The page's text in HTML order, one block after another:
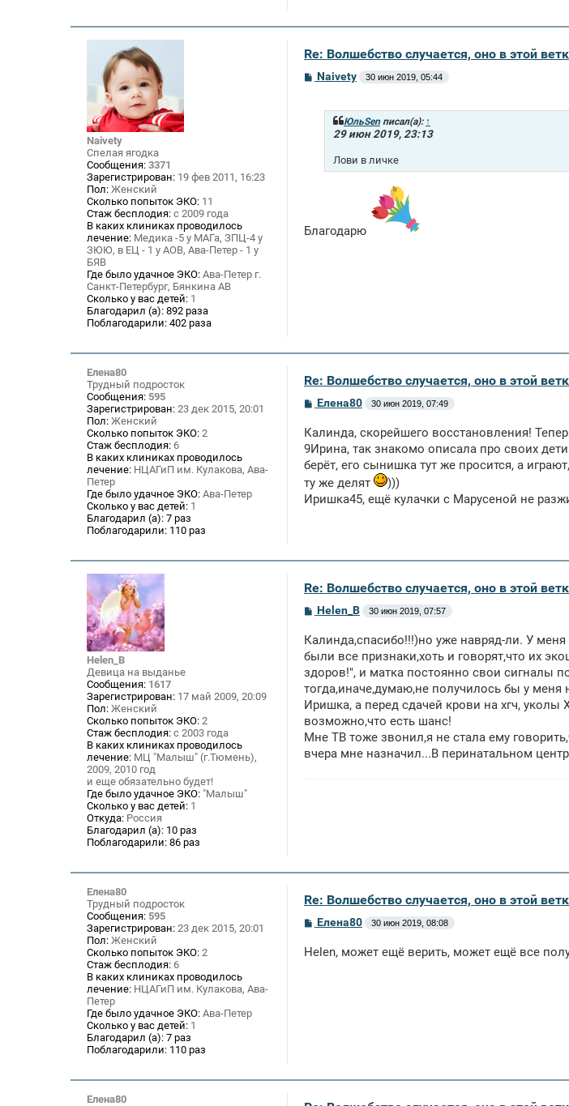
Naivety
Спелая ягодка
Сообщения: 3371
Зарегистрирован: 19 фев 2011, 16:23
Пол: Женский
Сколько попыток ЭКО: 11
Стаж бесплодия: с 2009 года
В каких клиниках проводилось
лечение: Медика -5 у МАГа, ЗПЦ-4 у
ЗЮЮ, в ЕЦ - 1 у АОВ, Ава-Петер - 1 у
БЯВ
Где было удачное ЭКО: Ава-Петер г.
Санкт-Петербург, Бянкина АВ
Сколько у вас детей: 1
Благодарил (а): 892 раза
Поблагодарили: 402 раза
Re: Волшебство случается, оно в этой
СNaivety 30 июн 2019, 05:44
ЮльSenписал(а): ↑
29 июн 2019, 23:13
Лови в личке
Благодарю
Елена80
Трудный подросток
Сообщения: 595
Зарегистрирован: 23 дек 2015, 20:01
Пол: Женский
Сколько попыток ЭКО: 2
Стаж бесплодия: 6
В каких клиниках проводилось
лечение: НЦАГиП им. Кулакова, Ава-
Петер
Где было удачное ЭКО: Ава-Петер
Сколько у вас детей: 1
Благодарил (а): 7 раз
Поблагодарили: 110 раз
Re: Волшебство случается, оно в этой
С
б
щ
н
и
Елена80 30 июн 2019, 07:49
Калинда, скорейшего восстановления!
9Ирина, так знакомо описала про своих
берёт, его сынишка тут же просится, а
ту же делят
)))
Иришка45, ещё кулачки с Марусеной не
Helen_B
Девица на выданье
Сообщения: 1617
Зарегистрирован: 17 май 2009, 20:09
Пол: Женский
Сколько попыток ЭКО: 2
Стаж бесплодия: с 2003 года
В каких клиниках проводилось
лечение: МЦ "Малыш" (г.Тюмень),
2009, 2010 год
и еще обязательно будет!
Где было удачное ЭКО: "Малыш"
Сколько у вас детей: 1
Откуда: Россия
Благодарил (а): 10 раз
Поблагодарили: 86 раз
Re: Волшебство случается, оно в этой
С
б
щ
н
и
Helen_B 30 июн 2019, 07:57
Калинда,спасибо!!!)но уже навряд-ли. У
были все признаки,хоть и говорят,что их
здоров!", и матка постоянно свои сигналы
тогда,иначе,думаю,не получилось бы у меня
Иришка, а перед сдачей крови на хгч,
возможно,что есть шанс!
Мне ТВ тоже звонил,я не стала ему
вчера мне назначил...В перинатальном
Елена80
Трудный подросток
Сообщения: 595
Зарегистрирован: 23 дек 2015, 20:01
Пол: Женский
Сколько попыток ЭКО: 2
Стаж бесплодия: 6
В каких клиниках проводилось
лечение: НЦАГиП им. Кулакова, Ава-
Петер
Где было удачное ЭКО: Ава-Петер
Сколько у вас детей: 1
Благодарил (а): 7 раз
Поблагодарили: 110 раз
Re: Волшебство случается, оно в этой
С
б
Елена80 30 июн 2019, 08:08
Helen, может ещё верить, может ещё все
Елена80